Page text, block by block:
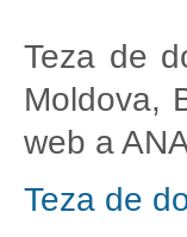
Teza de
Moldova,
web a
Teza de